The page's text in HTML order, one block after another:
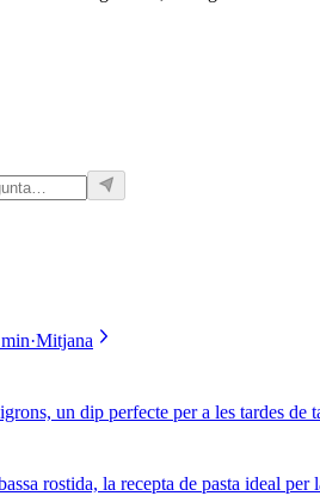
·Mitjana
un dip perfecte per a les tardes de
rostida, la recepta de pasta ideal per